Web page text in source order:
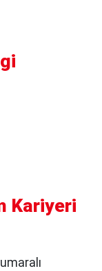
Kariyeri